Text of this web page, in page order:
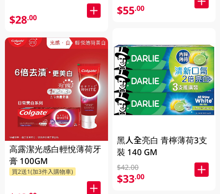
$28.00
高露潔光感白輕悅薄荷牙
膏 100GM
買2送1(加3件入購物車)
$55.00
黑人全亮白 青檸薄荷3支
裝 140 GM
$42.00
$33.00